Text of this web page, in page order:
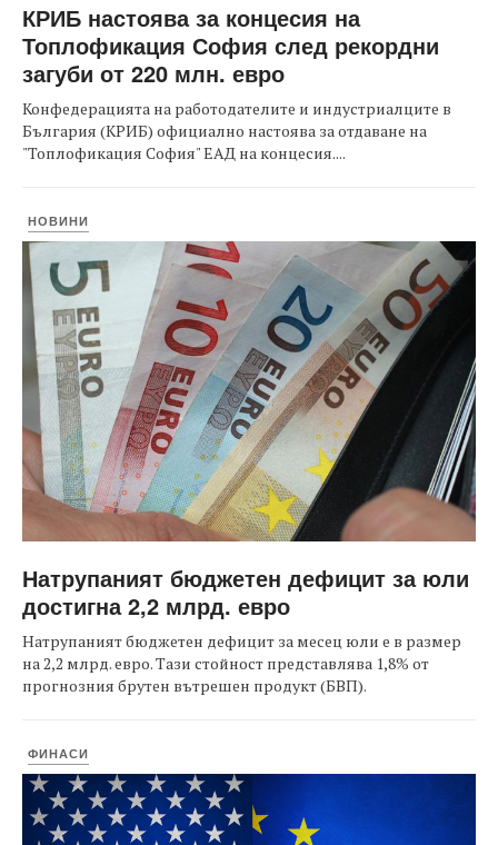
КРИБ настоява за концесия на
Топлофикация София след рекордни
загуби от 220 млн. евро
Конфедерацията на работодателите и индустриалците в
България (КРИБ) официално настоява за отдаване на
"Топлофикация София" ЕАД на концесия....
НОВИНИ
Натрупаният бюджетен дефицит за юли
достигна 2,2 млрд. евро
Натрупаният бюджетен дефицит за месец юли е в размер
на 2,2 млрд. евро. Тази стойност представлява 1,8% от
прогнозния брутен вътрешен продукт (БВП).
ФИНАСИ